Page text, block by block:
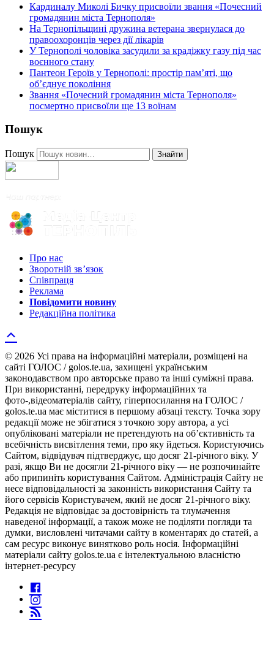
Кардиналу Миколі Бичку присвоїли звання «Почесний
громадянин міста Тернополя»
На Тернопільщині дружина ветерана звернулася до
правоохоронців через дії лікарів
У Тернополі чоловіка засудили за крадіжку газу під час
воєнного стану
Пантеон Героїв у Тернополі: простір пам’яті, що
об’єднує покоління
Звання «Почесний громадянин міста Тернополя»
посмертно присвоїли ще 13 воїнам
Пошук
Пошук Знайти
Про нас
Зворотній зв’язок
Співпраця
Реклама
Повідомити новину
Редакційна політика
© 2026 Усі права на інформаційні матеріали, розміщені на
сайті ГОЛОС / golos.te.ua, захищені українським
законодавством про авторське право та інші суміжні права.
При використанні, передруку інформаційних та
фото-,відеоматеріалів сайту, гіперпосилання на ГОЛОС /
golos.te.ua має міститися в першому абзаці тексту. Точка зору
редакції може не збігатися з точкою зору автора, а усі
опубліковані матеріали не претендують на об’єктивність та
всебічність висвітлення теми, про яку йдеться. Користуючись
Сайтом, відвідувач підтверджує, що досяг 21-річного віку. У
разі, якщо Ви не досягли 21-річного віку — не розпочинайте
або припиніть користування Сайтом. Адміністрація Сайту не
несе відповідальності за законність використання Сайту та
його сервісів Користувачем, який не досяг 21-річного віку.
Редакція не відповідає за достовірність та тлумачення
наведеної інформації, а також може не поділяти погляди та
думки, висловлені читачами сайту в коментарях до статей, а
сам ресурс виконує винятково роль носія. Інформаційні
матеріали сайту golos.te.ua є інтелектуальною власністю
інтернет-ресурсу